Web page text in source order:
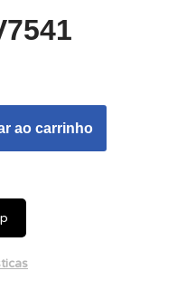
ao carrinho